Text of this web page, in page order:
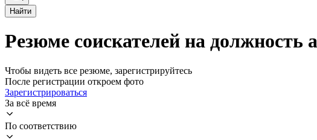
Найти
Резюме соискателей на
Чтобы видеть все резюме, зарегистрируйтесь
После регистрации откроем фото
Зарегистрироваться
За всё время
По соответствию